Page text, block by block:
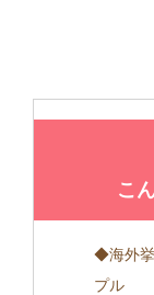
こ
◆海外挙
プル